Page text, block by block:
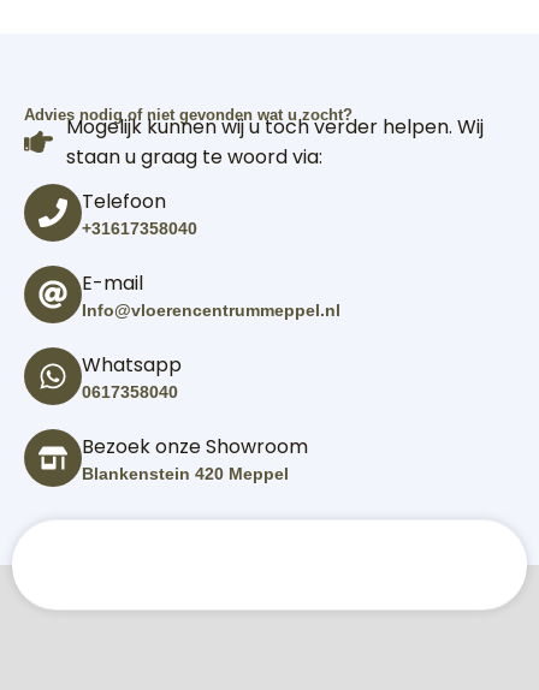
Advies nodig of niet gevonden wat u zocht?
Mogelijk kunnen wij u toch verder helpen. Wij
staan u graag te woord via:
Telefoon
+31617358040
E-mail
Info@vloerencentrummeppel.nl
Whatsapp
0617358040
Bezoek onze Showroom
Blankenstein 420 Meppel